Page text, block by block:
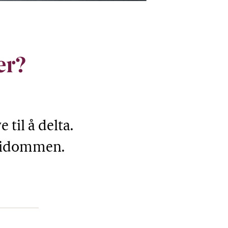
til å delta.